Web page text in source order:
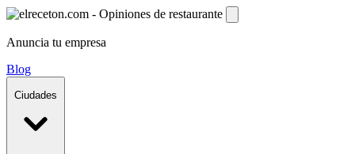
Anuncia tu empresa
Blog
Ciudades